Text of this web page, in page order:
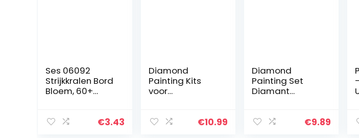
Ses 06092
Strijkkralen Bord
Bloem, 60+
€3.43
Diamond
Painting Kits
voor
Disney Art, 5D
€10.99
Diamond
Painting Set
Diamant
Schilderij
€9.89